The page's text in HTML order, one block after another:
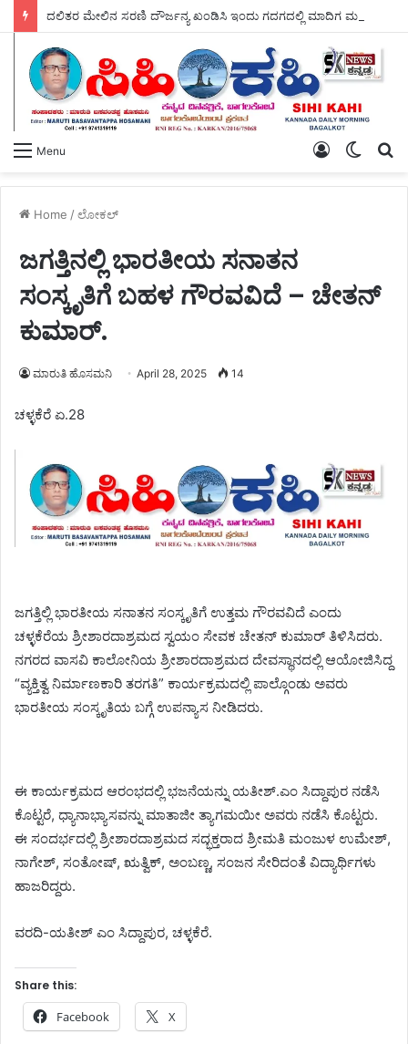
Menu
Switch
Log
Home /ಲೋಕಲ್
ಜಗತ್ತಿನಲ್ಲಿ ಭಾರತೀಯ ಸನಾತನ
ಸಂಸ್ಕೃತಿಗೆ ಬಹಳ ಗೌರವವಿದೆ – ಚೇತನ್
ಕುಮಾರ್.
ಮಾರುತಿ ಹೊಸಮನಿ April 28, 2025 14
ಚಳ್ಳಕೆರೆ ಏ.28
ಜಗತ್ತಿಲ್ಲಿ ಭಾರತೀಯ ಸನಾತನ ಸಂಸ್ಕೃತಿಗೆ ಉತ್ತಮ ಗೌರವವಿದೆ ಎಂದು
ಚಳ್ಳಕೆರೆಯ ಶ್ರೀಶಾರದಾಶ್ರಮದ ಸ್ವಯಂ ಸೇವಕ ಚೇತನ್ ಕುಮಾರ್ ತಿಳಿಸಿದರು.
ನಗರದ ವಾಸವಿ ಕಾಲೋನಿಯ ಶ್ರೀಶಾರದಾಶ್ರಮದ ದೇವಸ್ಥಾನದಲ್ಲಿ ಆಯೋಜಿಸಿದ್ದ
“ವ್ಯಕ್ತಿತ್ವ ನಿರ್ಮಾಣಕಾರಿ ತರಗತಿ” ಕಾರ್ಯಕ್ರಮದಲ್ಲಿ ಪಾಲ್ಗೊಂಡು ಅವರು
ಭಾರತೀಯ ಸಂಸ್ಕೃತಿಯ ಬಗ್ಗೆ ಉಪನ್ಯಾಸ ನೀಡಿದರು.
ಈ ಕಾರ್ಯಕ್ರಮದ ಆರಂಭದಲ್ಲಿ ಭಜನೆಯನ್ನು ಯತೀಶ್.ಎಂ ಸಿದ್ದಾಪುರ ನಡೆಸಿ
ಕೊಟ್ಟರೆ, ಧ್ಯಾನಾಭ್ಯಾಸವನ್ನು ಮಾತಾಜೀ ತ್ಯಾಗಮಯೀ ಅವರು ನಡೆಸಿ ಕೊಟ್ಟರು.
ಈ ಸಂದರ್ಭದಲ್ಲಿ ಶ್ರೀಶಾರದಾಶ್ರಮದ ಸದ್ಭಕ್ತರಾದ ಶ್ರೀಮತಿ ಮಂಜುಳ ಉಮೇಶ್,
ನಾಗೇಶ್, ಸಂತೋಷ್, ಋತ್ವಿಕ್, ಅಂಬಣ್ಣ, ಸಂಜನ ಸೇರಿದಂತೆ ವಿದ್ಯಾರ್ಥಿಗಳು
ಹಾಜರಿದ್ದರು.
ವರದಿ-ಯತೀಶ್ ಎಂ ಸಿದ್ದಾಪುರ, ಚಳ್ಳಕೆರೆ.
Share this:
Facebook X